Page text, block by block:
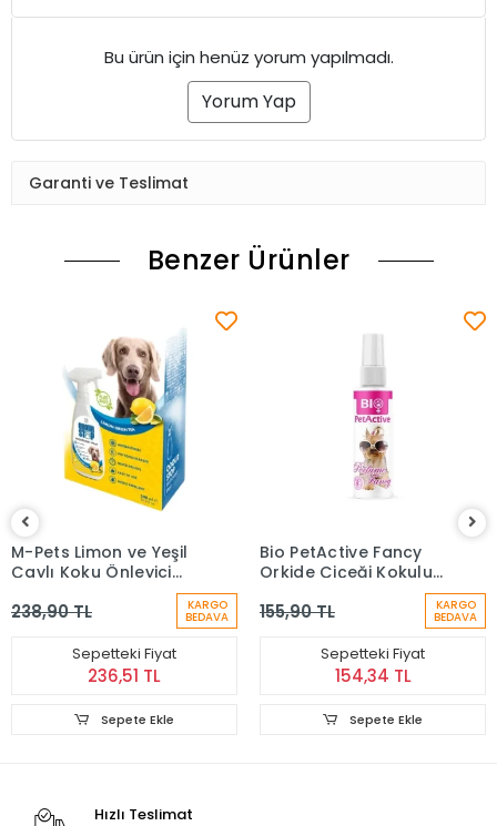
Bu ürün için henüz yorum yapılmadı.
Yorum Yap
Garanti ve Teslimat
Benzer Ürünler
M-Pets Limon ve Yeşil
Çaylı Koku Önleyici
500ml
238,90 TL KARGO
BEDAVA
Sepetteki Fiyat
236,51 TL
Sepete Ekle
Bio PetActive Fancy
Orkide Çiçeği Kokulu
Parfümü 50 Ml
155,90 TL KARGO
BEDAVA
Sepetteki Fiyat
154,34 TL
Sepete Ekle
Hızlı Teslimat